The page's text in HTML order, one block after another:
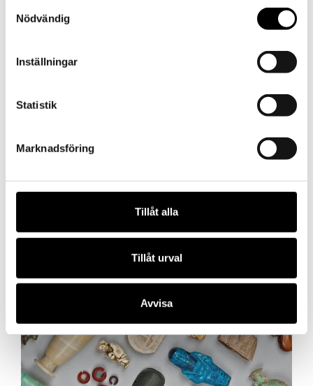
Nödvändig
Inställningar
Statistik
Marknadsföring
Tillåt alla
Tillåt urval
Avvisa
Viljans värld